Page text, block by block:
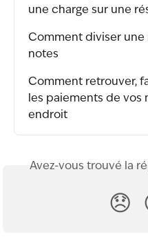
une charge sur une
Comment diviser une
notes
Comment retrouver,
les paiements de vos
endroit
Avez-vous trouvé la
😞